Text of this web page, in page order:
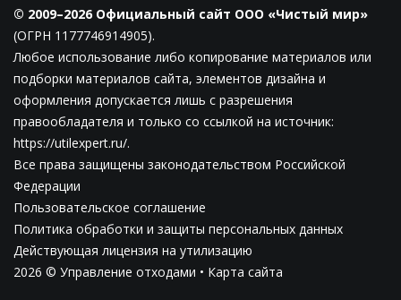
© 2009–2026 Официальный сайт ООО «Чистый мир»
(ОГРН 1177746914905).
Любое использование либо копирование материалов или
подборки материалов сайта, элементов дизайна и
оформления допускается лишь с разрешения
правообладателя и только со ссылкой на источник:
https://utilexpert.ru/.
Все права защищены законодательством Российской
Федерации
Пользовательское соглашение
Политика обработки и защиты персональных данных
Действующая лицензия на утилизацию
2026 © Управление отходами • Карта сайта